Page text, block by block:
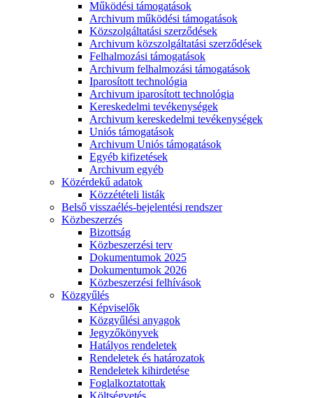
Működési támogatások
Archivum működési támogatások
Közszolgáltatási szerződések
Archivum közszolgáltatási szerződések
Felhalmozási támogatások
Archivum felhalmozási támogatások
Iparosított technológia
Archivum iparosított technológia
Kereskedelmi tevékenységek
Archivum kereskedelmi tevékenységek
Uniós támogatások
Archivum Uniós támogatások
Egyéb kifizetések
Archivum egyéb
Közérdekű adatok
Közzétételi listák
Belső visszaélés-bejelentési rendszer
Közbeszerzés
Bizottság
Közbeszerzési terv
Dokumentumok 2025
Dokumentumok 2026
Közbeszerzési felhívások
Közgyűlés
Képviselők
Közgyűlési anyagok
Jegyzőkönyvek
Hatályos rendeletek
Rendeletek és határozatok
Rendeletek kihirdetése
Foglalkoztatottak
Költségvetés